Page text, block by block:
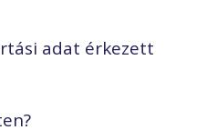
adat érkezett